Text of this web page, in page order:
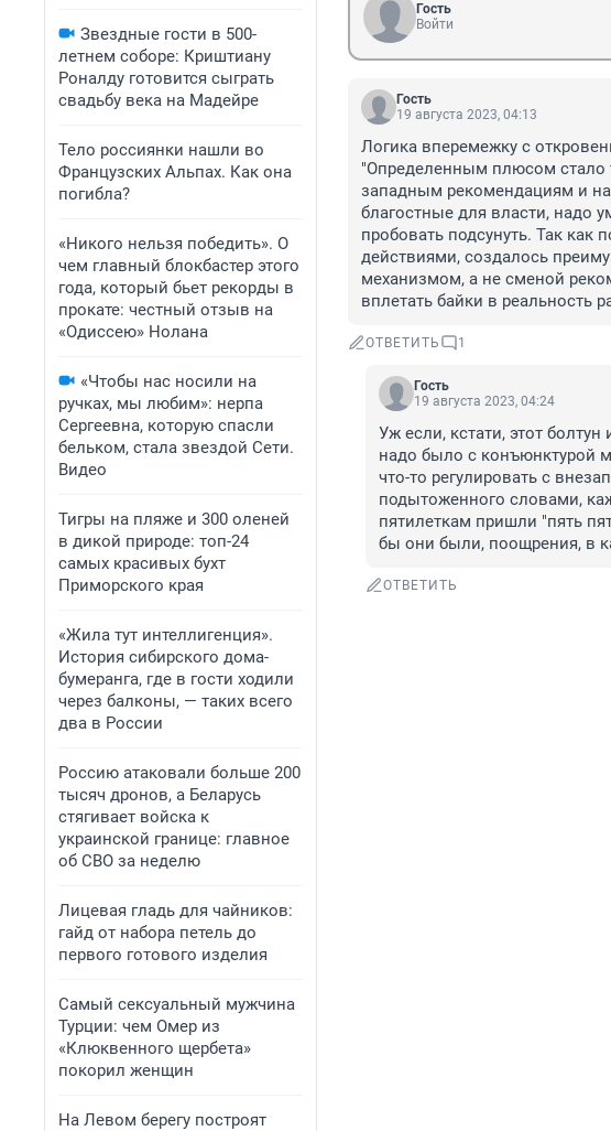
Звездные гости в 500-
летнем соборе: Криштиану
Роналду готовится сыграть
свадьбу века на Мадейре
Тело россиянки нашли во
Французских Альпах. Как она
погибла?
«Никого нельзя победить». О
чем главный блокбастер этого
года, который бьет рекорды в
прокате: честный отзыв на
«Одиссею» Нолана
«Чтобы нас носили на
ручках, мы любим»: нерпа
Сергеевна, которую спасли
бельком, стала звездой Сети.
Видео
Тигры на пляже и 300 оленей
в дикой природе: топ-24
самых красивых бухт
Приморского края
«Жила тут интеллигенция».
История сибирского дома-
бумеранга, где в гости ходили
через балконы, — таких всего
два в России
Россию атаковали больше 200
тысяч дронов, а Беларусь
стягивает войска к
украинской границе: главное
об СВО за неделю
Лицевая гладь для чайников:
гайд от набора петель до
первого готового изделия
Самый сексуальный мужчина
Турции: чем Омер из
«Клюквенного щербета»
покорил женщин
На Левом берегу построят
Гость
Войти
Гость
19 августа 2023, 04:13
Логика вперемежку с
"Определенным плюсом стало
западным рекомендациям и
благостные для власти, надо
пробовать подсунуть. Так как
действиями, создалось
механизмом, а не сменой
вплетать байки в реальность
ОТВЕТИТЬ 1
Гость
19 августа 2023, 04:24
Уж если, кстати, этот
надо было с конъюнктурой
что-то регулировать с
подытоженного словами,
пятилеткам пришли "пять
бы они были, поощрения, в
ОТВЕТИТЬ